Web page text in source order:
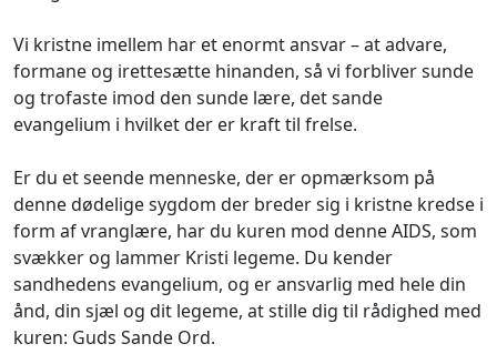
Vi kristne imellem har et enormt ansvar – at advare,
formane og irettesætte hinanden, så vi forbliver sunde
og trofaste imod den sunde lære, det sande
evangelium i hvilket der er kraft til frelse.
Er du et seende menneske, der er opmærksom på
denne dødelige sygdom der breder sig i kristne kredse i
form af vranglære, har du kuren mod denne AIDS, som
svækker og lammer Kristi legeme. Du kender
sandhedens evangelium, og er ansvarlig med hele din
ånd, din sjæl og dit legeme, at stille dig til rådighed med
kuren: Guds Sande Ord.